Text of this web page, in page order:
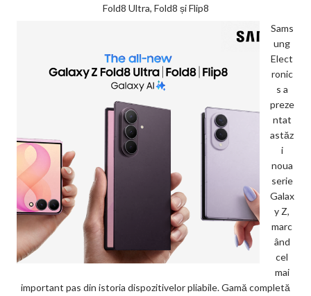
Fold8 Ultra, Fold8 și Flip8
Sams
ung
Elect
ronic
s a
preze
ntat
astăz
i
noua
serie
Galax
y Z,
marc
ând
cel
mai
important pas din istoria dispozitivelor pliabile. Gamă completă